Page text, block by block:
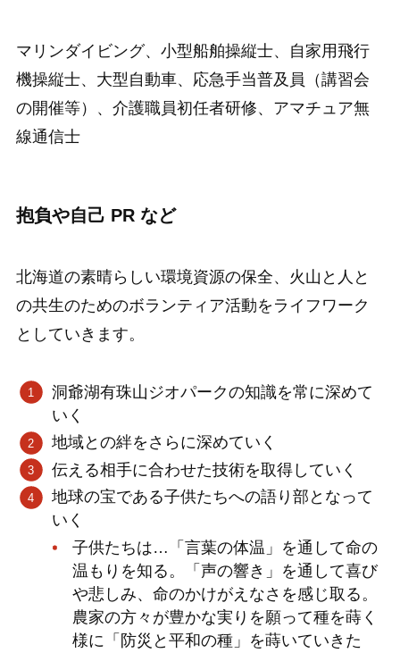
マリンダイビング、小型船舶操縦士、自家用飛行
機操縦士、大型自動車、応急手当普及員（講習会
の開催等）、介護職員初任者研修、アマチュア無
線通信士
抱負や自己 PR など
北海道の素晴らしい環境資源の保全、火山と人と
の共生のためのボランティア活動をライフワーク
としていきます。
洞爺湖有珠山ジオパークの知識を常に深めて
いく
地域との絆をさらに深めていく
伝える相手に合わせた技術を取得していく
地球の宝である子供たちへの語り部となって
いく
子供たちは…「言葉の体温」を通して命の
温もりを知る。「声の響き」を通して喜び
や悲しみ、命のかけがえなさを感じ取る。
農家の方々が豊かな実りを願って種を蒔く
様に「防災と平和の種」を蒔いていきた